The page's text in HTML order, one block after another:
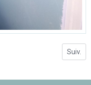
Suiv.